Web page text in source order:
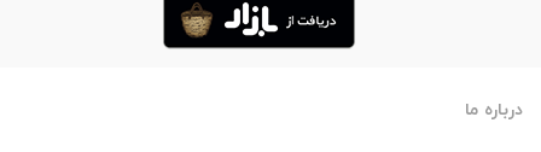
درباره ما